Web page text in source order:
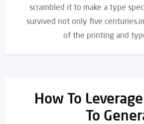
scrambled it to make a type
survived not only five
of the printing and
How To
To